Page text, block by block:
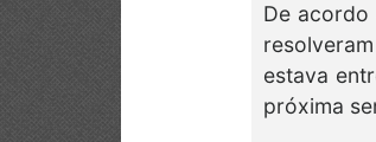
De acordo
estava
próxima